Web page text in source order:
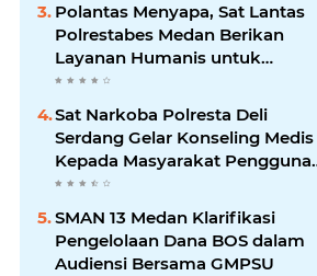
Polantas Menyapa, Sat Lantas
Polrestabes Medan Berikan
Layanan Humanis untuk
Pendaftaran Pemohon SIM
Sat Narkoba Polresta Deli
Serdang Gelar Konseling Medis
Kepada Masyarakat Pengguna
Narkotika di Posko Kampung
Bersih Narkoba
SMAN 13 Medan Klarifikasi
Pengelolaan Dana BOS dalam
Audiensi Bersama GMPSU